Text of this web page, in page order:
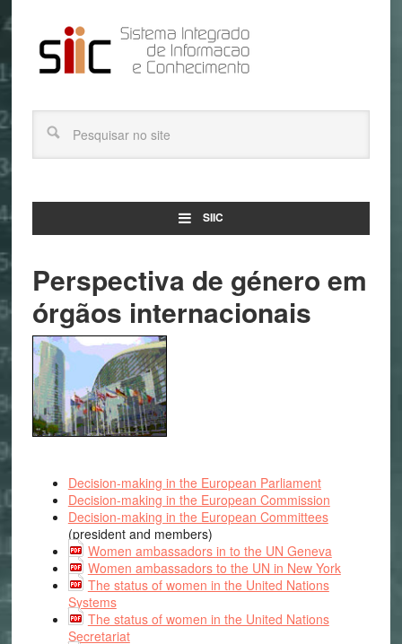
SIIC
Perspectiva de género em
órgãos internacionais
Decision-making in the European Parliament
Decision-making in the European Commission
Decision-making in the European Committees
(president and members)
Women ambassadors in to the UN Geneva
Women ambassadors to the UN in New York
The status of women in the United Nations
Systems
The status of women in the United Nations
Secretariat